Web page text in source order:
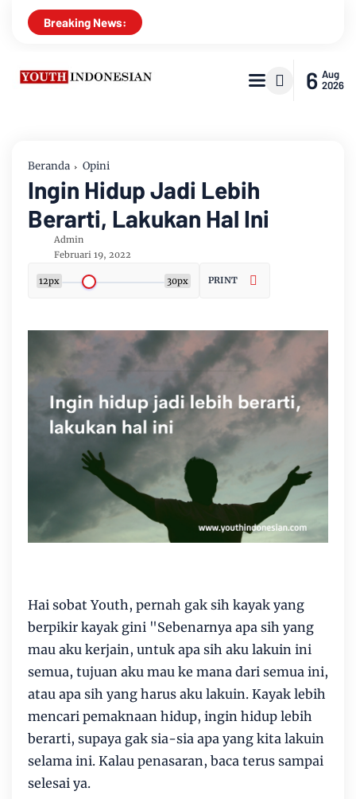
Breaking News:
6 Aug
2026
Beranda Opini
Ingin Hidup Jadi Lebih
Berarti, Lakukan Hal Ini
Admin
Februari 19, 2022
12px 30px PRINT
Hai sobat Youth, pernah gak sih kayak yang
berpikir kayak gini "Sebenarnya apa sih yang
mau aku kerjain, untuk apa sih aku lakuin ini
semua, tujuan aku mau ke mana dari semua ini,
atau apa sih yang harus aku lakuin. Kayak lebih
mencari pemaknaan hidup, ingin hidup lebih
berarti, supaya gak sia-sia apa yang kita lakuin
selama ini. Kalau penasaran, baca terus sampai
selesai ya.